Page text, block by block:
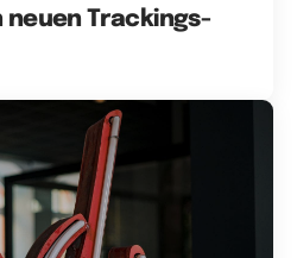
neuen Trackings-